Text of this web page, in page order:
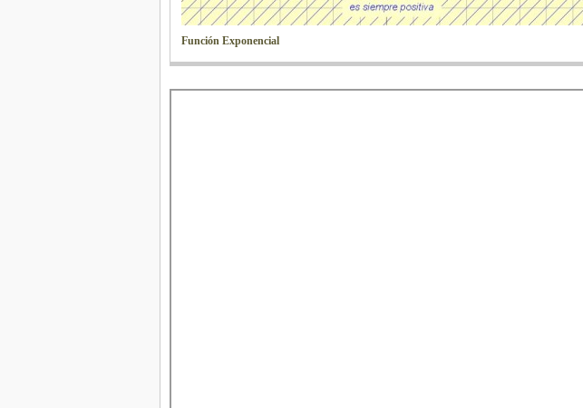
Función Exponencial